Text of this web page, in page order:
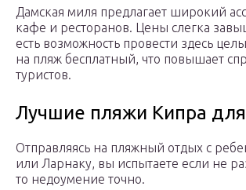
Дамская миля предлагает широкий
кафе и ресторанов. Цены слегка
есть возможность провести здесь
на пляж бесплатный, что повышает
туристов.
Лучшие пляжи Кипра
Отправляясь на пляжный отдых с
или Ларнаку, вы испытаете если не
то недоумение точно.